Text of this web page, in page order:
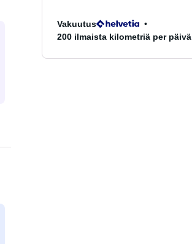
Vakuutus
200 ilmaista kilometriä per päivä